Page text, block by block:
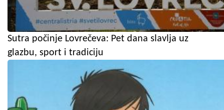
Sutra počinje Lovrečeva: Pet dana slavlja uz
glazbu, sport i tradiciju